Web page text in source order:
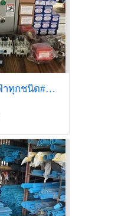
อะไหล่ปั๊มน้ำไฟฟ้าทุกชนิด#ซีนปั้ม#คอนเดนเซอร์#ตู้คอนโทรล